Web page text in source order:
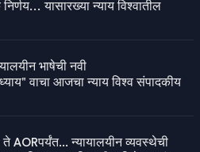
यासारख्या न्याय विश्वातील
भाषेची नवी
वाचा आजचा न्याय विश्व संपादकीय
ते AORपर्यंत… न्यायालयीन व्यवस्थेची